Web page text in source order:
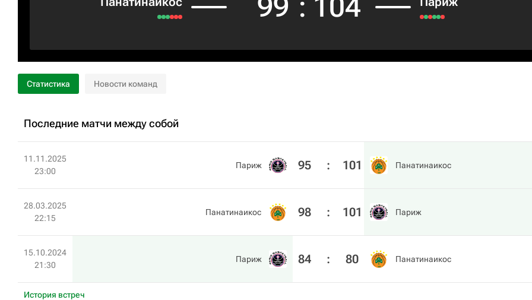
Статистика Новости команд
Последние матчи между собой
11.11.2025
23:00
Париж 95 : 101 Панатинаикос
28.03.2025
22:15
Панатинаикос 98 : 101 Париж
15.10.2024
21:30
Париж 84 : 80 Панатинаикос
История встреч